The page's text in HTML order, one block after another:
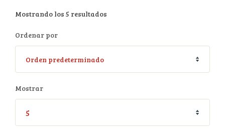
Mostrando los 5 resultados
Ordenar por
Mostrar